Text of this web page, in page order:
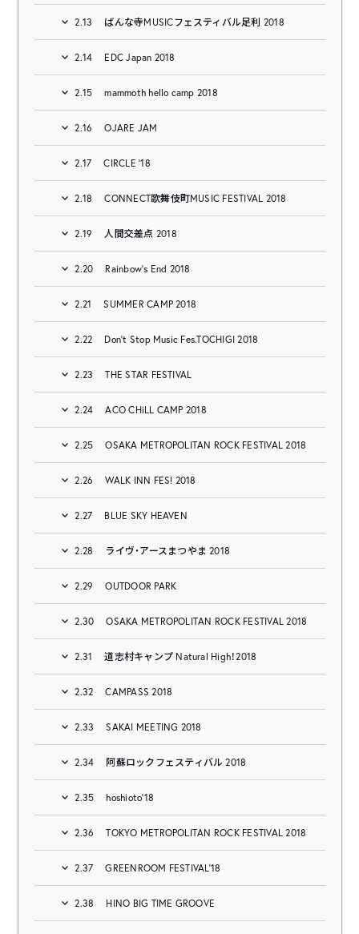
2.13 ばんな寺MUSICフェスティバル足利 2018
2.14 EDC Japan 2018
2.15 mammoth hello camp 2018
2.16 OJARE JAM
2.17 CIRCLE ‘18
2.18 CONNECT歌舞伎町MUSIC FESTIVAL 2018
2.19 人間交差点 2018
2.20 Rainbow’s End 2018
2.21 SUMMER CAMP 2018
2.22 Don’t Stop Music Fes.TOCHIGI 2018
2.23 THE STAR FESTIVAL
2.24 ACO CHiLL CAMP 2018
2.25 OSAKA METROPOLITAN ROCK FESTIVAL 2018
2.26 WALK INN FES! 2018
2.27 BLUE SKY HEAVEN
2.28 ライヴ・アースまつやま 2018
2.29 OUTDOOR PARK
2.30 OSAKA METROPOLITAN ROCK FESTIVAL 2018
2.31 道志村キャンプ Natural High！2018
2.32 CAMPASS 2018
2.33 SAKAI MEETING 2018
2.34 阿蘇ロックフェスティバル 2018
2.35 hoshioto’18
2.36 TOKYO METROPOLITAN ROCK FESTIVAL 2018
2.37 GREENROOM FESTIVAL’18
2.38 HINO BIG TIME GROOVE